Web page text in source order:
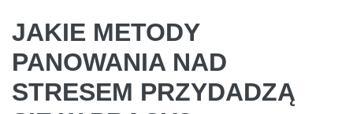
JAKIE METODY
PANOWANIA NAD
STRESEM PRZYDADZĄ